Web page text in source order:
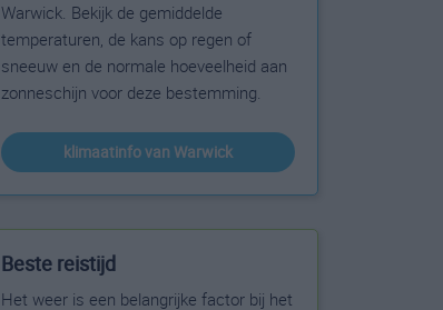
Warwick. Bekijk de gemiddelde
temperaturen, de kans op regen of
sneeuw en de normale hoeveelheid aan
zonneschijn voor deze bestemming.
klimaatinfo van Warwick
Beste reistijd
Het weer is een belangrijke factor bij het